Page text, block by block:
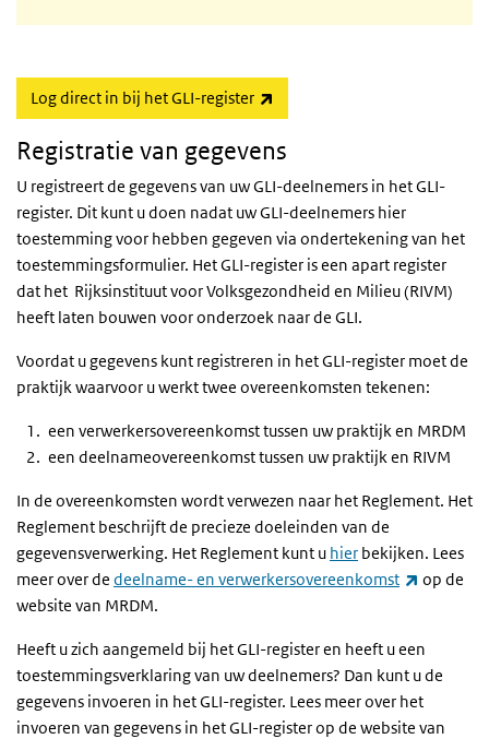
Log direct in bij het GLI-register
Registratie van gegevens
U registreert de gegevens van uw GLI-deelnemers in het GLI-
register. Dit kunt u doen nadat uw GLI-deelnemers hier
toestemming voor hebben gegeven via ondertekening van het
toestemmingsformulier. Het GLI-register is een apart register
dat het Rijksinstituut voor Volksgezondheid en Milieu (RIVM)
heeft laten bouwen voor onderzoek naar de GLI.
Voordat u gegevens kunt registreren in het GLI-register moet de
praktijk waarvoor u werkt twee overeenkomsten tekenen:
een verwerkersovereenkomst tussen uw praktijk en MRDM
een deelnameovereenkomst tussen uw praktijk en RIVM
In de overeenkomsten wordt verwezen naar het Reglement. Het
Reglement beschrijft de precieze doeleinden van de
gegevensverwerking. Het Reglement kunt u hier bekijken. Lees
meer over de deelname- en verwerkersovereenkomst (externe
op de
website van MRDM.
Heeft u zich aangemeld bij het GLI-register en heeft u een
toestemmingsverklaring van uw deelnemers? Dan kunt u de
gegevens invoeren in het GLI-register. Lees meer over het
invoeren van gegevens in het GLI-register op de website van